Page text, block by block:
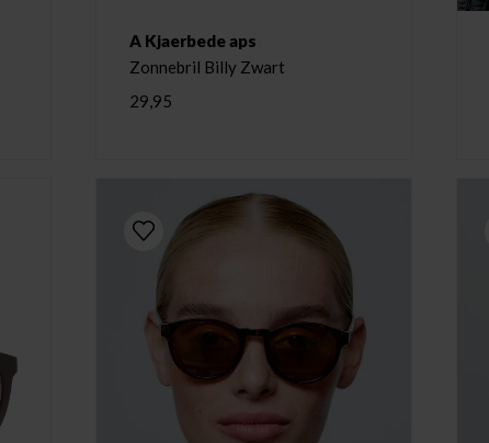
A Kjaerbede aps
Zonnebril Billy Zwart
29,95